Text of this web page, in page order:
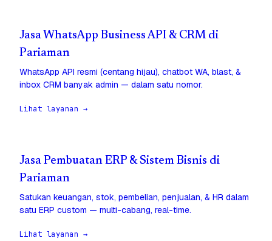
Jasa WhatsApp Business API & CRM di
Pariaman
WhatsApp API resmi (centang hijau), chatbot WA, blast, &
inbox CRM banyak admin — dalam satu nomor.
Lihat layanan →
Jasa Pembuatan ERP & Sistem Bisnis di
Pariaman
Satukan keuangan, stok, pembelian, penjualan, & HR dalam
satu ERP custom — multi-cabang, real-time.
Lihat layanan →